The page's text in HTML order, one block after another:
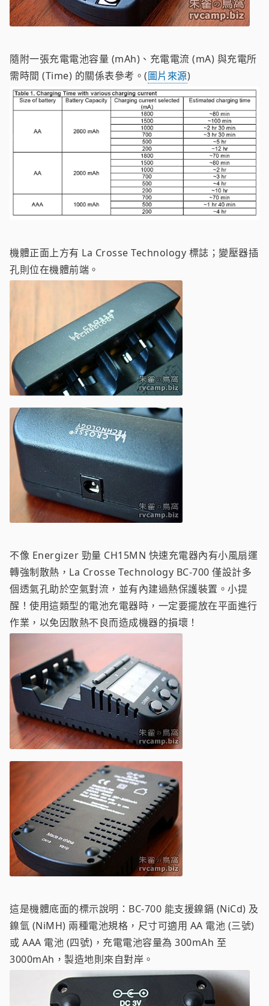
隨附一張充電電池容量 (mAh)、充電電流 (mA) 與充電所
需時間 (Time) 的關係表參考。(圖片來源)
機體正面上方有 La Crosse Technology 標誌；變壓器插
孔則位在機體前端。
不像 Energizer 勁量 CH15MN 快速充電器內有小風扇運
轉強制散熱，La Crosse Technology BC-700 僅設計多
個透氣孔助於空氣對流，並有內建過熱保護裝置。小提
醒！使用這類型的電池充電器時，一定要擺放在平面進行
作業，以免因散熱不良而造成機器的損壞！
這是機體底面的標示說明：BC-700 能支援鎳鎘 (NiCd) 及
鎳氫 (NiMH) 兩種電池規格，尺寸可適用 AA 電池 (三號)
或 AAA 電池 (四號)，充電電池容量為 300mAh 至
3000mAh，製造地則來自對岸。